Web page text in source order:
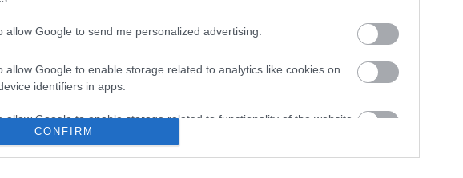
allow Google to send me personalized advertising.
allow Google to enable storage related to analytics like cookies on
identifiers in apps.
allow Google to enable storage related to functionality of the website
CONFIRM